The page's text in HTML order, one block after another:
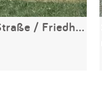
Heilige-Grab-Straße / Friedhofstraße